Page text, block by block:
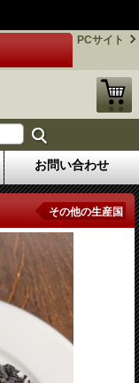
PCサイト
お問い合わせ
その他の生産国